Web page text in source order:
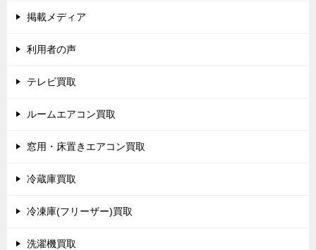
掲載メディア
利用者の声
テレビ買取
ルームエアコン買取
窓用・床置きエアコン買取
冷蔵庫買取
冷凍庫(フリーザー)買取
洗濯機買取